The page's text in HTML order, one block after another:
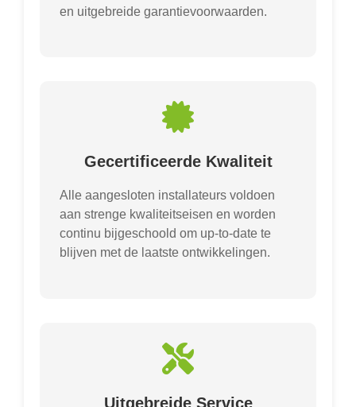
en uitgebreide garantievoorwaarden.
Gecertificeerde Kwaliteit
Alle aangesloten installateurs voldoen
aan strenge kwaliteitseisen en worden
continu bijgeschoold om up-to-date te
blijven met de laatste ontwikkelingen.
Uitgebreide Service